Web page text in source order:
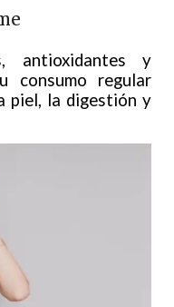
antioxidantes y
consumo regular
piel, la digestión y